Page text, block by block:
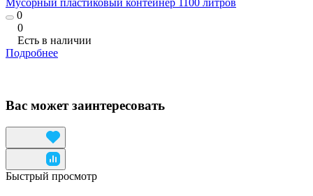
Мусорный пластиковый контейнер 1100 литров
0
0
Есть в наличии
Подробнее
Вас может заинтересовать
Быстрый просмотр